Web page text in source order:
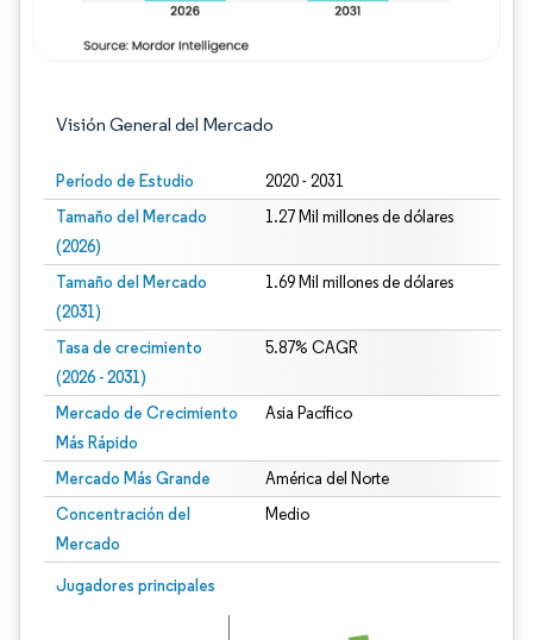
Visión General del Mercado
Período de Estudio 2020 - 2031
Tamaño del Mercado
(2026)
1.27 Mil millones de dólares
Tamaño del Mercado
(2031)
1.69 Mil millones de dólares
Tasa de crecimiento
(2026 - 2031)
5.87% CAGR
Mercado de Crecimiento
Más Rápido
Asia Pacífico
Mercado Más Grande América del Norte
Concentración del
Mercado
Medio
Jugadores principales
Imagen © Mordor Intelligence. El uso requiere atribución según CC BY 4.0.